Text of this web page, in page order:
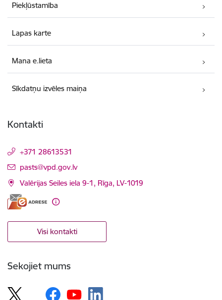
Piekļūstamība
Lapas karte
Mana e.lieta
Sīkdatņu izvēles maiņa
Kontakti
+371 28613531
E-pasts:
pasts@vpd.gov.lv
Valērijas Seiles iela 9-1, Rīga, LV-1019
Visi kontakti
Sekojiet mums